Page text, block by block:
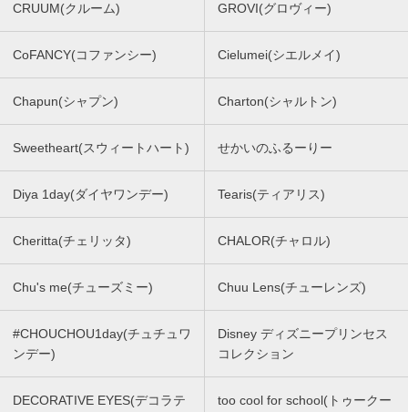
CRUUM(クルーム) GROVI(グロヴィー)
CoFANCY(コファンシー) Cielumei(シエルメイ)
Chapun(シャプン) Charton(シャルトン)
Sweetheart(スウィートハート) せかいのふるーりー
Diya 1day(ダイヤワンデー) Tearis(ティアリス)
Cheritta(チェリッタ) CHALOR(チャロル)
Chu's me(チューズミー) Chuu Lens(チューレンズ)
#CHOUCHOU1day(チュチュワ
ンデー)
Disney ディズニープリンセス
コレクション
DECORATIVE EYES(デコラテ
too cool for school(トゥークー